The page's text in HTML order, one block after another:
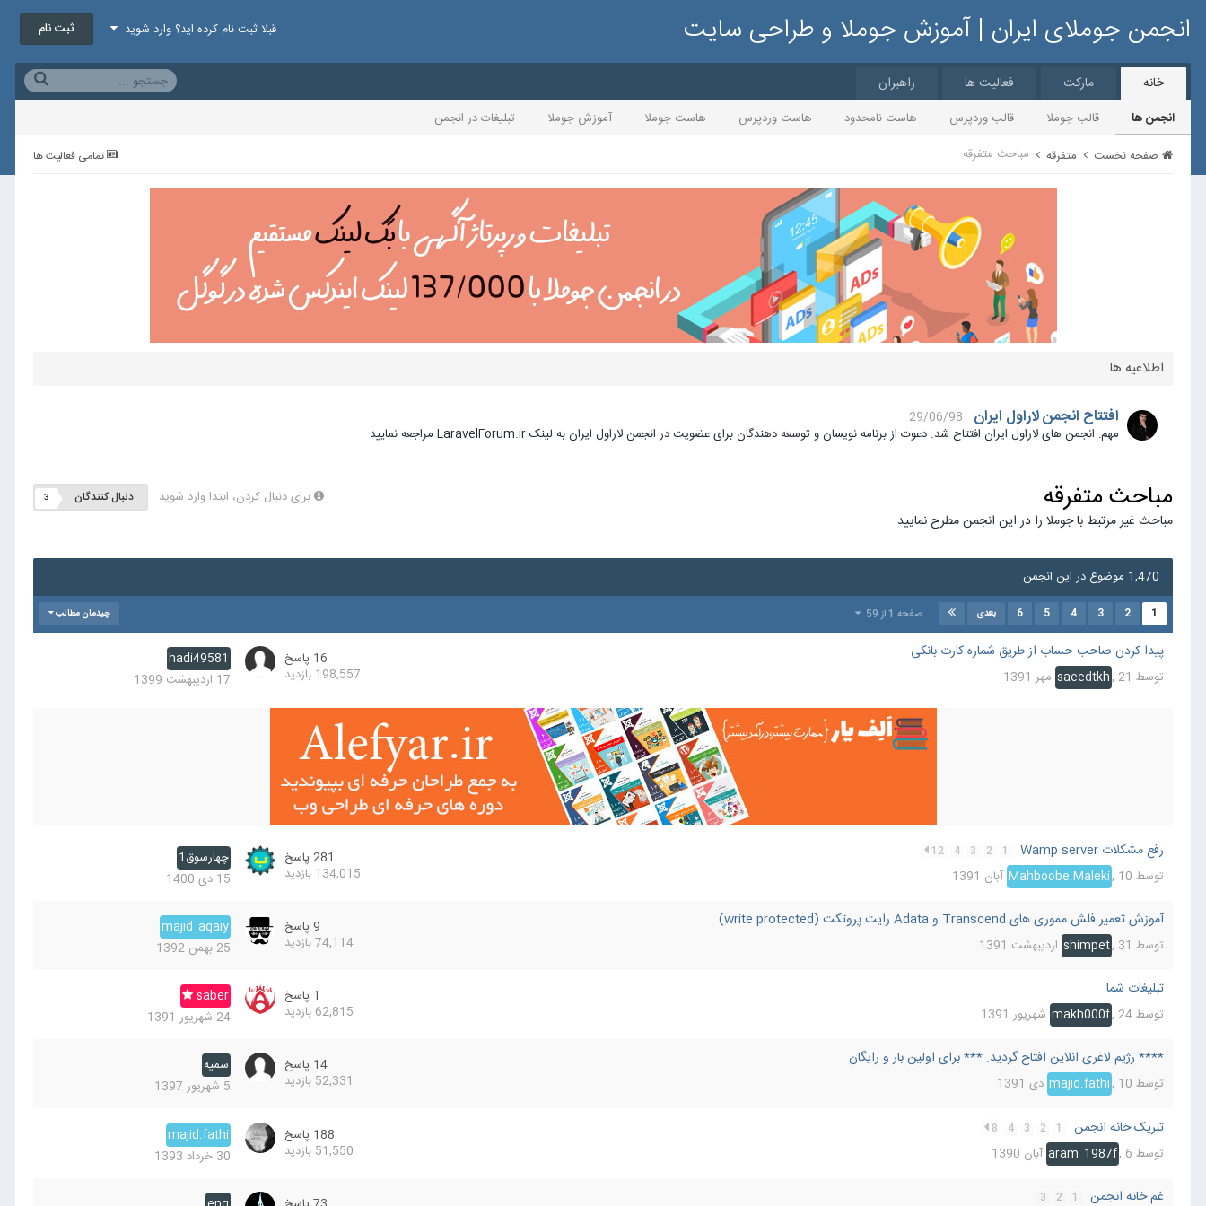
انجمن جوملای ایران | آموزش جوملا و طراحی سایت قبلا ثبت نام کرده اید؟ وارد شوید ثبت نام
خانه
انجمن ها قالب جوملا قالب وردپرس هاست نامحدود هاست وردپرس هاست جوملا آموزش جوملا تبلیغات در انجمن
مارکت فعالیت ها راهبران
تمامی فعالیت ها صفحه نخست متفرقه مباحث متفرقه
اطلاعیه ها
افتتاح انجمن لاراول ایران
29/06/98
مهم: انجمن های لاراول ایران افتتاح شد. دعوت از برنامه نویسان و توسعه دهندگان برای عضویت در انجمن لاراول ایران به لینک LaravelForum.ir مراجعه نمایید
مباحث متفرقه برای دنبال کردن، ابتدا وارد شوید دنبال کنندگان 3
مباحث غیر مرتبط با جوملا را در این انجمن مطرح نمایید
1,470 موضوع در این انجمن
چیدمان مطالب 1
2
3
4
5
6 بعدی صفحه 1 از 59
پیدا کردن صاحب حساب از طریق شماره کارت بانکی
توسط saeedtkh, 21 مهر 1391
16 پاسخ
198,557 بازدید
hadi49581
17 اردیبهشت 1399
رفع مشکلات Wamp server 1
2
3
4
12
توسط Mahboobe.Maleki, 10 آبان 1391
281 پاسخ
134,015 بازدید
چهارسوق1
15 دی 1400
آموزش تعمیر فلش مموری های Transcend و Adata رایت پروتکت (write protected)
توسط shimpet, 31 اردیبهشت 1391
9 پاسخ
74,114بازدید
majid_aqaiy
25 بهمن 1392
تبلیغات شما
توسط makh000f, 24 شهریور 1391
1 پاسخ
62,815 بازدید
saber
24 شهریور 1391
**** رژیم لاغری انلاین افتاح گردید. *** برای اولین بار و رایگان
توسط majid.fathi, 10 دی 1391
14 پاسخ
52,331 بازدید
سميه
5 شهریور 1397
تبریک خانه انجمن 1
2
3
4
8
توسط aram_1987f, 6 آبان 1390
188 پاسخ
51,550 بازدید
majid.fathi
30 خرداد 1393
غم خانه انجمن 1
2
3